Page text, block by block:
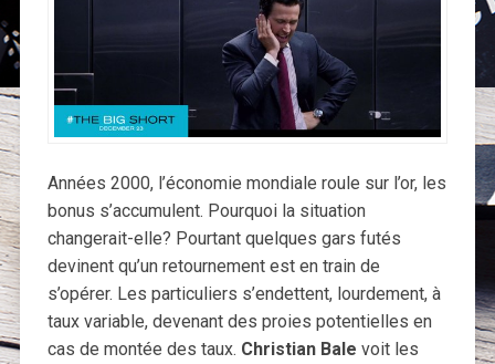
Années 2000, l’économie mondiale roule sur l’or, les
bonus s’accumulent. Pourquoi la situation
changerait-elle? Pourtant quelques gars futés
devinent qu’un retournement est en train de
s’opérer. Les particuliers s’endettent, lourdement, à
taux variable, devenant des proies potentielles en
cas de montée des taux. Christian Bale voit les